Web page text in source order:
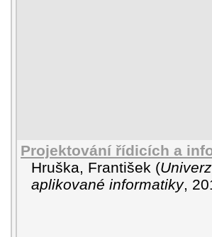
Projektování řídicích a
Hruška, František (
aplikované informatiky,